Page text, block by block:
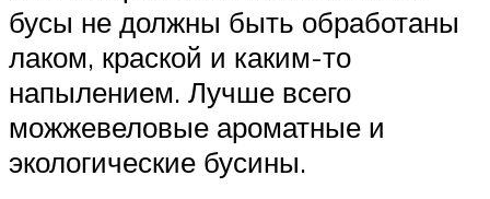
бусы не должны быть обработаны
лаком, краской и каким-то
напылением. Лучше всего
можжевеловые ароматные и
экологические бусины.